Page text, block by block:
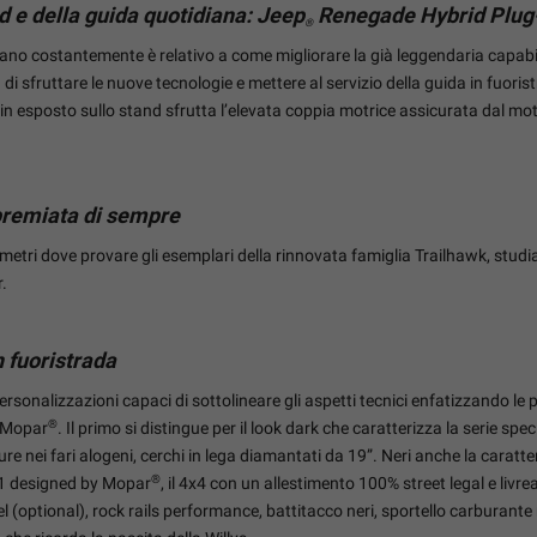
e della guida quotidiana: Jeep®Renegade Hybrid
costantemente è relativo a come migliorare la già leggendaria
sfruttare le nuove tecnologie e mettere al servizio della guida in
esposto sullo stand sfrutta l’elevata coppia motrice assicurata dal
di sempre
dove provare gli esemplari della rinnovata famiglia Trailhawk,
fuoristrada
capaci di sottolineare gli aspetti tecnici enfatizzando le
®. Il primo si distingue per il look dark che caratterizza la serie
nei fari alogeni, cerchi in lega diamantati da 19”. Neri anche la
designed by Mopar®, il 4x4 con un allestimento 100% street legal e
(optional), rock rails performance, battitacco neri, sportello